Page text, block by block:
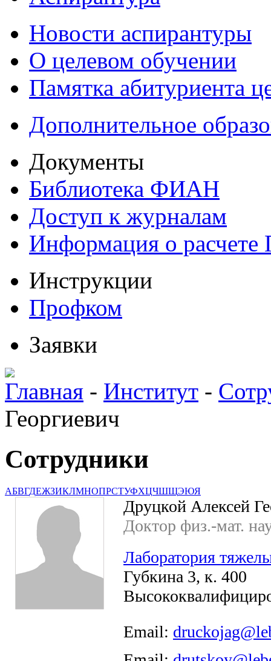
Новости аспирантуры
О целевом обучении
Памятка абитуриента
Дополнительное
Документы
Библиотека ФИАН
Доступ к журналам
Информация о
Инструкции
Профком
Заявки
Главная - Институт -
Георгиевич
Сотрудники
АБВГДЕЖЗИКЛМНОПРСТУФХЦЧШЩЭЮЯ
Друцкой Алексей
Доктор физ.-мат.
Лаборатория
Губкина 3, к. 400
Email: